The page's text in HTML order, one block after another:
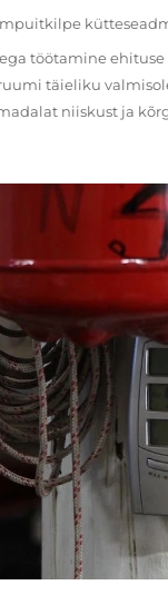
töötamine ehituse
täieliku
niiskust ja